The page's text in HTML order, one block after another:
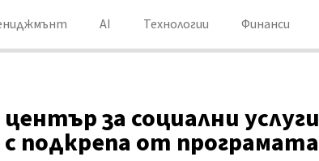
AI Технологии Финанси
за социални услуги
подкрепа от програмата